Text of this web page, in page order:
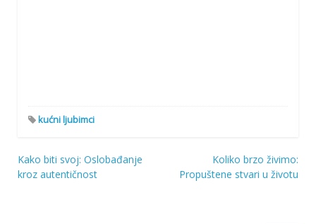
kućni ljubimci
Navigacija
Kako biti svoj: Oslobađanje
kroz autentičnost
Koliko brzo živimo:
Propuštene stvari u životu